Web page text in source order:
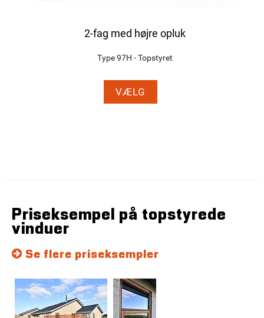
2-fag med højre opluk
Type 97H - Topstyret
VÆLG
Priseksempel på topstyrede
vinduer
Se flere priseksempler